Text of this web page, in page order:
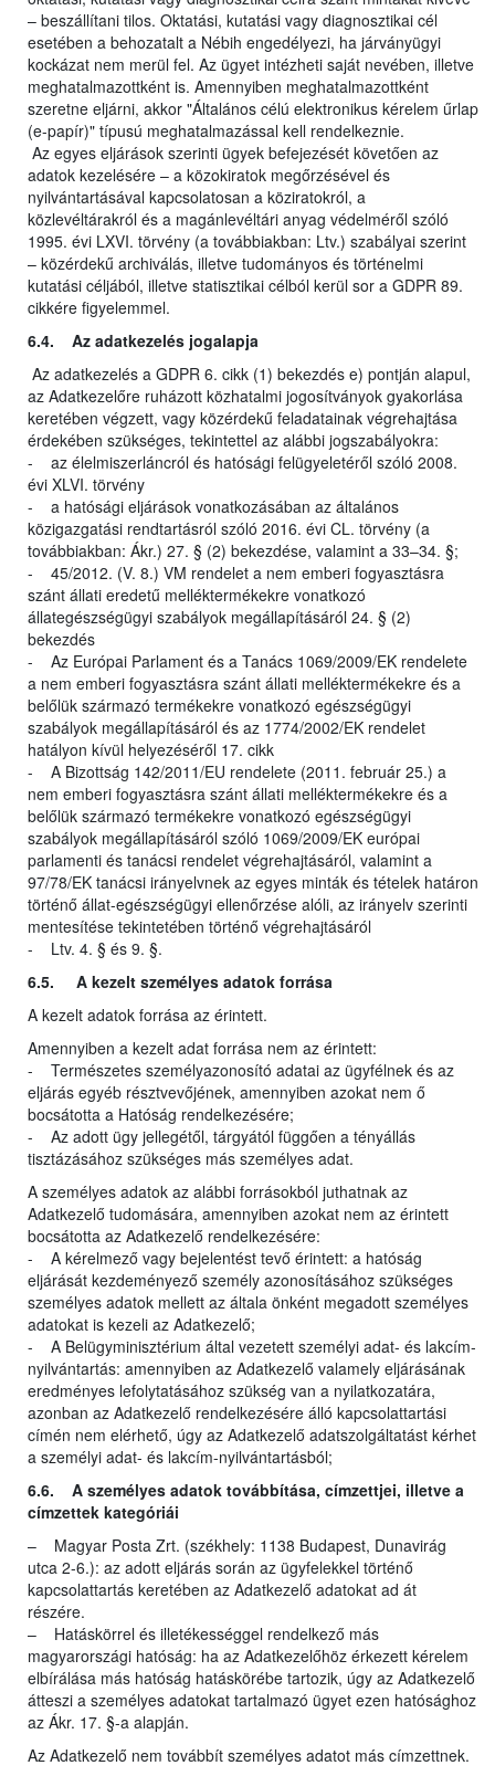
– beszállítani tilos. Oktatási, kutatási vagy diagnosztikai cél
esetében a behozatalt a Nébih engedélyezi, ha járványügyi
kockázat nem merül fel. Az ügyet intézheti saját nevében, illetve
meghatalmazottként is. Amennyiben meghatalmazottként
szeretne eljárni, akkor "Általános célú elektronikus kérelem űrlap
(e-papír)" típusú meghatalmazással kell rendelkeznie.
Az egyes eljárások szerinti ügyek befejezését követően az
adatok kezelésére – a közokiratok megőrzésével és
nyilvántartásával kapcsolatosan a köziratokról, a
közlevéltárakról és a magánlevéltári anyag védelméről szóló
1995. évi LXVI. törvény (a továbbiakban: Ltv.) szabályai szerint
– közérdekű archiválás, illetve tudományos és történelmi
kutatási céljából, illetve statisztikai célból kerül sor a GDPR 89.
cikkére figyelemmel.
6.4. Az adatkezelés jogalapja
Az adatkezelés a GDPR 6. cikk (1) bekezdés e) pontján alapul,
az Adatkezelőre ruházott közhatalmi jogosítványok gyakorlása
keretében végzett, vagy közérdekű feladatainak végrehajtása
érdekében szükséges, tekintettel az alábbi jogszabályokra:
- az élelmiszerláncról és hatósági felügyeletéről szóló 2008.
évi XLVI. törvény
- a hatósági eljárások vonatkozásában az általános
közigazgatási rendtartásról szóló 2016. évi CL. törvény (a
továbbiakban: Ákr.) 27. § (2) bekezdése, valamint a 33–34. §;
- 45/2012. (V. 8.) VM rendelet a nem emberi fogyasztásra
szánt állati eredetű melléktermékekre vonatkozó
állategészségügyi szabályok megállapításáról 24. § (2)
bekezdés
- Az Európai Parlament és a Tanács 1069/2009/EK rendelete
a nem emberi fogyasztásra szánt állati melléktermékekre és a
belőlük származó termékekre vonatkozó egészségügyi
szabályok megállapításáról és az 1774/2002/EK rendelet
hatályon kívül helyezéséről 17. cikk
- A Bizottság 142/2011/EU rendelete (2011. február 25.) a
nem emberi fogyasztásra szánt állati melléktermékekre és a
belőlük származó termékekre vonatkozó egészségügyi
szabályok megállapításáról szóló 1069/2009/EK európai
parlamenti és tanácsi rendelet végrehajtásáról, valamint a
97/78/EK tanácsi irányelvnek az egyes minták és tételek határon
történő állat-egészségügyi ellenőrzése alóli, az irányelv szerinti
mentesítése tekintetében történő végrehajtásáról
- Ltv. 4. § és 9. §.
6.5. A kezelt személyes adatok forrása
A kezelt adatok forrása az érintett.
Amennyiben a kezelt adat forrása nem az érintett:
- Természetes személyazonosító adatai az ügyfélnek és az
eljárás egyéb résztvevőjének, amennyiben azokat nem ő
bocsátotta a Hatóság rendelkezésére;
- Az adott ügy jellegétől, tárgyától függően a tényállás
tisztázásához szükséges más személyes adat.
A személyes adatok az alábbi forrásokból juthatnak az
Adatkezelő tudomására, amennyiben azokat nem az érintett
bocsátotta az Adatkezelő rendelkezésére:
- A kérelmező vagy bejelentést tevő érintett: a hatóság
eljárását kezdeményező személy azonosításához szükséges
személyes adatok mellett az általa önként megadott személyes
adatokat is kezeli az Adatkezelő;
- A Belügyminisztérium által vezetett személyi adat- és lakcím-
nyilvántartás: amennyiben az Adatkezelő valamely eljárásának
eredményes lefolytatásához szükség van a nyilatkozatára,
azonban az Adatkezelő rendelkezésére álló kapcsolattartási
címén nem elérhető, úgy az Adatkezelő adatszolgáltatást kérhet
a személyi adat- és lakcím-nyilvántartásból;
6.6. A személyes adatok továbbítása, címzettjei, illetve a
címzettek kategóriái
– Magyar Posta Zrt. (székhely: 1138 Budapest, Dunavirág
utca 2-6.): az adott eljárás során az ügyfelekkel történő
kapcsolattartás keretében az Adatkezelő adatokat ad át
részére.
– Hatáskörrel és illetékességgel rendelkező más
magyarországi hatóság: ha az Adatkezelőhöz érkezett kérelem
elbírálása más hatóság hatáskörébe tartozik, úgy az Adatkezelő
átteszi a személyes adatokat tartalmazó ügyet ezen hatósághoz
az Ákr. 17. §-a alapján.
Az Adatkezelő nem továbbít személyes adatot más címzettnek.